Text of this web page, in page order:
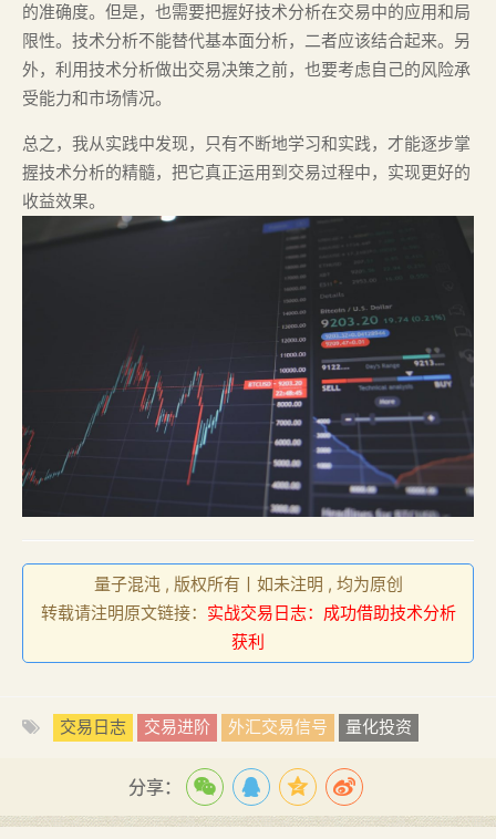
的准确度。但是，也需要把握好技术分析在交易中的应用和局
限性。技术分析不能替代基本面分析，二者应该结合起来。另
外，利用技术分析做出交易决策之前，也要考虑自己的风险承
受能力和市场情况。
总之，我从实践中发现，只有不断地学习和实践，才能逐步掌
握技术分析的精髓，把它真正运用到交易过程中，实现更好的
收益效果。
量子混沌 , 版权所有丨如未注明 , 均为原创
转载请注明原文链接： 实战交易日志：成功借助技术分析
获利
交易日志 交易进阶 外汇交易信号 量化投资
分享：